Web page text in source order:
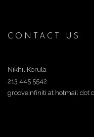
CONTACT US
Nikhil Korula
213 445 5542
grooveinfiniti at hotmail dot